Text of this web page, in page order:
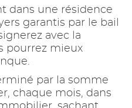
dans une résidence
garantis par le bail
avec la
pourrez mieux
par la somme
chaque mois, dans